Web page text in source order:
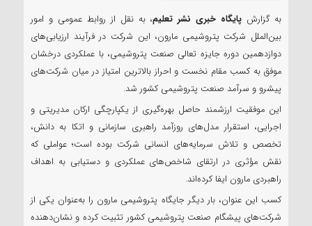
به گزارش پایگاه خبری نشر تعلیم، به نقل از روابط عمومی و امور
بین‌الملل شرکت پتروشیمی مارون، این شرکت در فرآیند ارزیابی‌های
دوازدهمین دوره جایزه تعالی صنعت پتروشیمی، با عملکردی درخشان
موفق به کسب مقام نخست و احراز بالاترین امتیاز در میان شرکت‌های
پیشرو و سرآمد صنعت پتروشیمی کشور شد.
این موفقیت ارزشمند حاصل بهره‌گیری از یکپارچگی ارکان مدیریتی و
اجرایی، استقرار مدل‌های روزآمد راهبری سازمانی و اتکا به دانش،
تخصص و تلاش سرمایه‌های انسانی شرکت بوده است؛ عواملی که
نقش مؤثری در ارتقای شاخص‌های عملکردی و دستیابی به اهداف
راهبردی مارون ایفا کرده‌اند.
کسب این عنوان، بار دیگر جایگاه پتروشیمی مارون را به‌عنوان یکی از
شرکت‌های پیشگام صنعت پتروشیمی کشور تثبیت کرده و نشان‌دهنده